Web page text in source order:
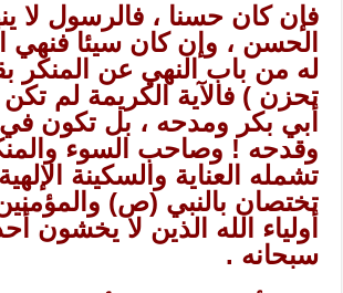
فإن كان حسنا ، فالرسول لا
الحسن ، وإن كان سيئا
له من باب النهي عن المنكر
تحزن ) فالآية الكريمة لم
أبي بكر ومدحه ، بل تكون
وقدحه ! وصاحب السوء
تشمله العناية والسكينة
تختصان بالنبي (ص)
أولياء الله الذين لا يخشون
سبحانه .